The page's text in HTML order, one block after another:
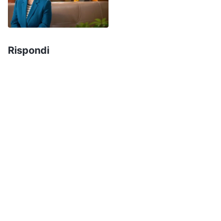
smascherata, ho provato un po’ di vergogna.
Eppure, pensando a quanto Li Lan fosse stata
una valutazione su di lei. Dopo che il leader se ne
Rispondi